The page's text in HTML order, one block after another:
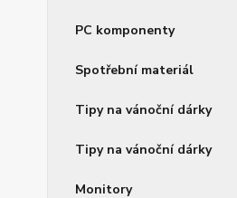
PC komponenty
Spotřební materiál
Tipy na vánoční dárky
Tipy na vánoční dárky
Monitory